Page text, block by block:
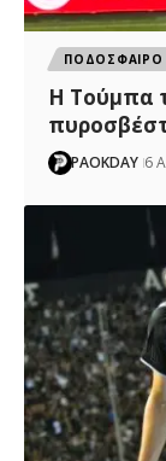
ΠΟΔΟΣΦΑΙΡΟ
H Tούμπα
PAOKDAY 6